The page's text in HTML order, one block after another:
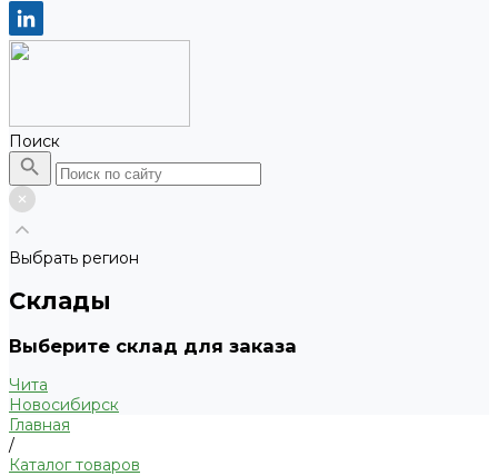
Поиск
Выбрать регион
Склады
Выберите склад для заказа
Чита
Новосибирск
Главная
/
Каталог товаров